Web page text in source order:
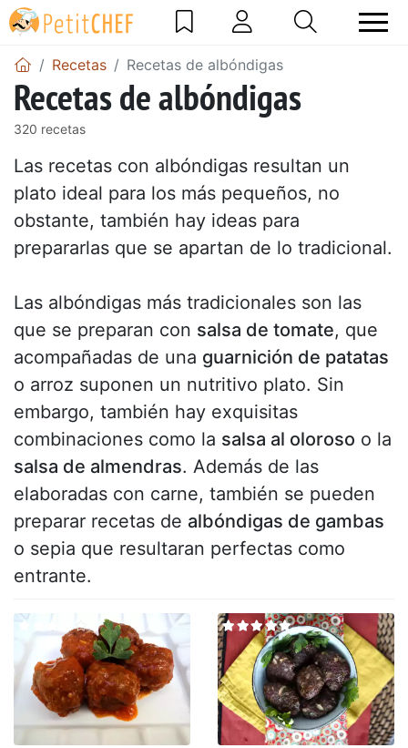
Recetas Recetas de albóndigas
Recetas de albóndigas
320 recetas
Las recetas con albóndigas resultan un
plato ideal para los más pequeños, no
obstante, también hay ideas para
prepararlas que se apartan de lo tradicional.
Las albóndigas más tradicionales son las
que se preparan con salsa de tomate, que
acompañadas de una guarnición de patatas
o arroz suponen un nutritivo plato. Sin
embargo, también hay exquisitas
combinaciones como la salsa al oloroso o la
salsa de almendras. Además de las
elaboradas con carne, también se pueden
preparar recetas de albóndigas de gambas
o sepia que resultaran perfectas como
entrante.